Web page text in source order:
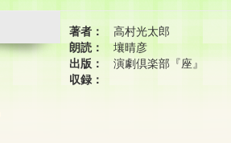
著者：
高村光太郎
朗読：
壤晴彦
出版：
演劇倶楽部『座』
収録：